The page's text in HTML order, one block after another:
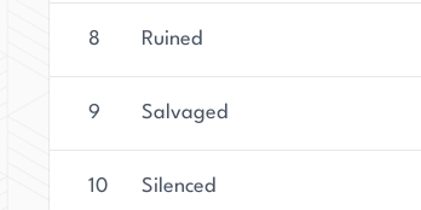
8 Ruined
9 Salvaged
10 Silenced